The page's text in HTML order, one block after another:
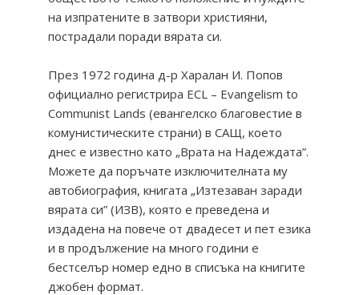
на изпратените в затвори християни,
пострадали поради вярата си.
През 1972 година д-р Харалан И. Попов
официално регистрира ECL – Evangelism to
Communist Lands (евангелско благовестие в
комунистическите страни) в САЩ, което
днес е известно като „Врата на Надеждата”.
Можете да поръчате изключителната му
автобиография, книгата „Изтезаван заради
вярата си” (ИЗВ), която е преведена и
издадена на повече от двадесет и пет езика
и в продължение на много години е
бестселър номер едно в списъка на книгите
джобен формат.